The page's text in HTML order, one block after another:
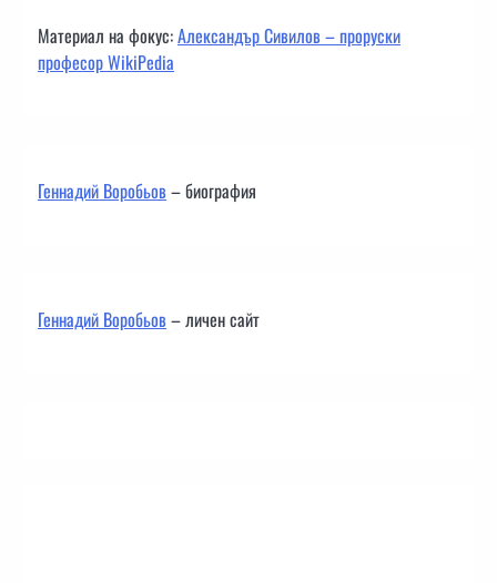
Материал на фокус:Александър Сивилов – проруски
професор WikiPedia
Геннадий Воробьов– биография
Геннадий Воробьов– личен сайт